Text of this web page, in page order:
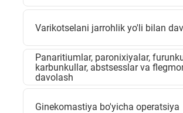
Varikotselani jarrohlik yo'li bilan
Panaritiumlar, paronixiyalar,
karbunkullar, abstsesslar va
davolash
Ginekomastiya bo'yicha operatsiya